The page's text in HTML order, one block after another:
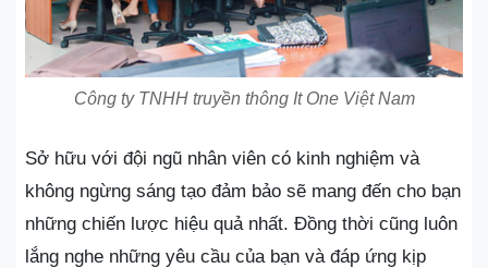
Công ty TNHH truyền thông It One Việt Nam
Sở hữu với đội ngũ nhân viên có kinh nghiệm và
không ngừng sáng tạo đảm bảo sẽ mang đến cho bạn
những chiến lược hiệu quả nhất. Đồng thời cũng luôn
lắng nghe những yêu cầu của bạn và đáp ứng kịp